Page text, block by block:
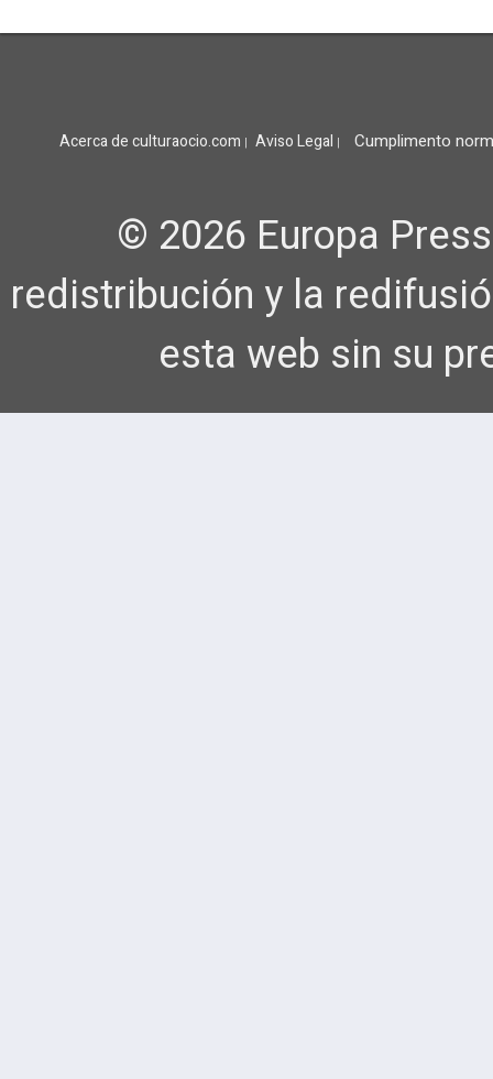
Acerca de culturaocio.com | Aviso Legal | Cumplimento
© 2026 Europa
redistribución y la
esta web sin su